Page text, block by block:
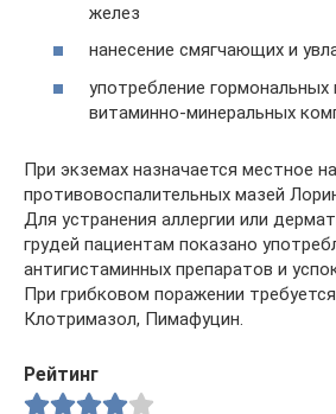
желез
нанесение смягчающих и
употребление гормональных
витаминно-минеральных
При экземах назначается местное
противовоспалительных мазей
Для устранения аллергии или
грудей пациентам показано
антигистаминных препаратов и
При грибковом поражении
Клотримазол, Пимафуцин.
Рейтинг